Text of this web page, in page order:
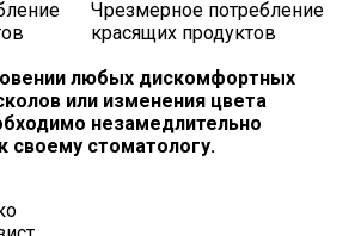
Чрезмерное потребление
красящих продуктов
любых дискомфортных
или изменения цвета
незамедлительно
своему стоматологу.